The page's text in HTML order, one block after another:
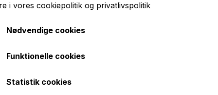
når du kan bygge det optimale setup selv? Vi har
dine planters behov. Her finder du ingen billige
drivere og komponenter på markedet, som sikrer dig
i vores cookiepolitik og privatlivspolitik
Nødvendige cookies
Funktionelle cookies
Statistik cookies